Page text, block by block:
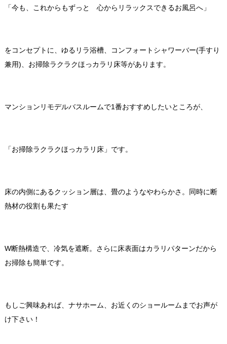
「今も、これからもずっと 心からリラックスできるお風呂へ」
をコンセプトに、ゆるリラ浴槽、コンフォートシャワーバー(手すり
兼用)、お掃除ラクラクほっカラリ床等があります。
マンションリモデルバスルームで1番おすすめしたいところが、
「お掃除ラクラクほっカラリ床」です。
床の内側にあるクッション層は、畳のようなやわらかさ。同時に断
熱材の役割も果たす
W断熱構造で、冷気を遮断。さらに床表面はカラリパターンだから
お掃除も簡単です。
もしご興味あれば、ナサホーム、お近くのショールームまでお声が
け下さい！